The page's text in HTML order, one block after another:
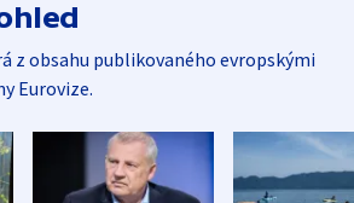
z obsahu publikovaného evropskými
Eurovize.